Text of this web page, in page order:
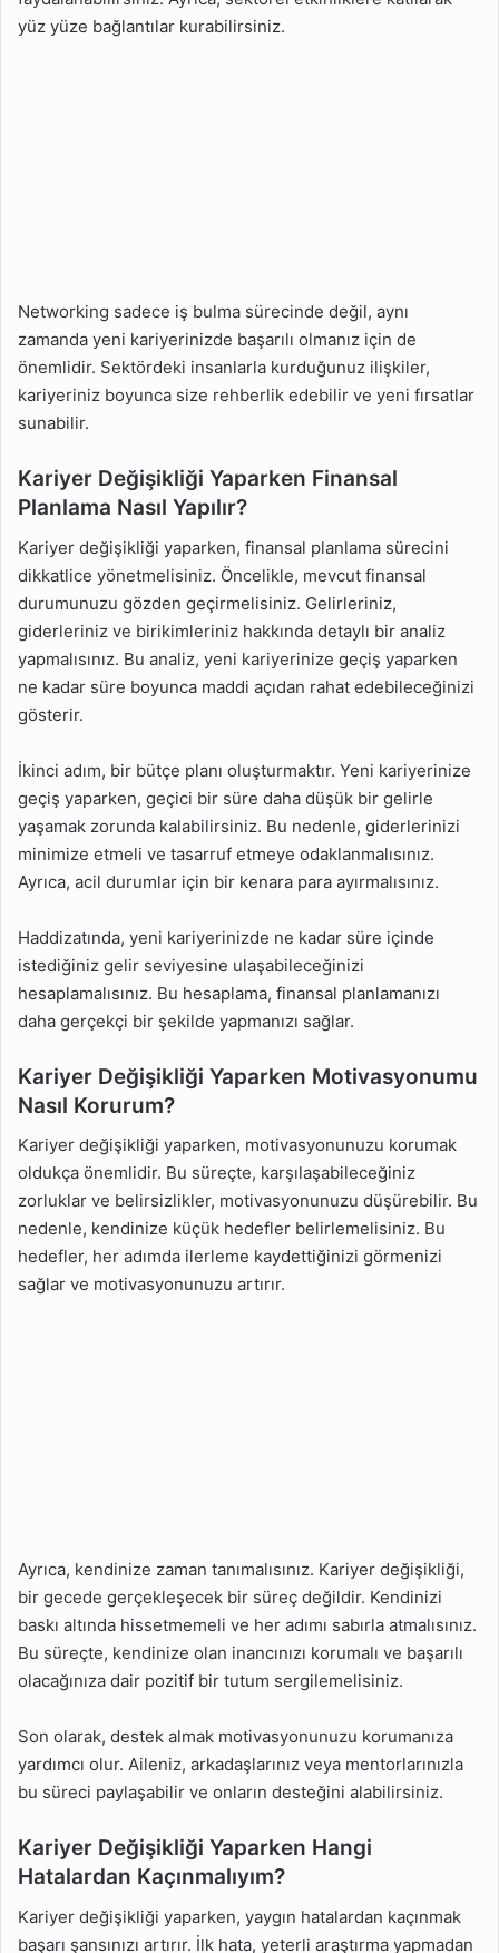
yüz yüze bağlantılar kurabilirsiniz.
Networking sadece iş bulma sürecinde değil, aynı
zamanda yeni kariyerinizde başarılı olmanız için de
önemlidir. Sektördeki insanlarla kurduğunuz ilişkiler,
kariyeriniz boyunca size rehberlik edebilir ve yeni fırsatlar
sunabilir.
Kariyer Değişikliği Yaparken Finansal
Planlama Nasıl Yapılır?
Kariyer değişikliği yaparken, finansal planlama sürecini
dikkatlice yönetmelisiniz. Öncelikle, mevcut finansal
durumunuzu gözden geçirmelisiniz. Gelirleriniz,
giderleriniz ve birikimleriniz hakkında detaylı bir analiz
yapmalısınız. Bu analiz, yeni kariyerinize geçiş yaparken
ne kadar süre boyunca maddi açıdan rahat edebileceğinizi
gösterir.
İkinci adım, bir bütçe planı oluşturmaktır. Yeni kariyerinize
geçiş yaparken, geçici bir süre daha düşük bir gelirle
yaşamak zorunda kalabilirsiniz. Bu nedenle, giderlerinizi
minimize etmeli ve tasarruf etmeye odaklanmalısınız.
Ayrıca, acil durumlar için bir kenara para ayırmalısınız.
Haddizatında, yeni kariyerinizde ne kadar süre içinde
istediğiniz gelir seviyesine ulaşabileceğinizi
hesaplamalısınız. Bu hesaplama, finansal planlamanızı
daha gerçekçi bir şekilde yapmanızı sağlar.
Kariyer Değişikliği Yaparken Motivasyonumu
Nasıl Korurum?
Kariyer değişikliği yaparken, motivasyonunuzu korumak
oldukça önemlidir. Bu süreçte, karşılaşabileceğiniz
zorluklar ve belirsizlikler, motivasyonunuzu düşürebilir. Bu
nedenle, kendinize küçük hedefler belirlemelisiniz. Bu
hedefler, her adımda ilerleme kaydettiğinizi görmenizi
sağlar ve motivasyonunuzu artırır.
Ayrıca, kendinize zaman tanımalısınız. Kariyer değişikliği,
bir gecede gerçekleşecek bir süreç değildir. Kendinizi
baskı altında hissetmemeli ve her adımı sabırla atmalısınız.
Bu süreçte, kendinize olan inancınızı korumalı ve başarılı
olacağınıza dair pozitif bir tutum sergilemelisiniz.
Son olarak, destek almak motivasyonunuzu korumanıza
yardımcı olur. Aileniz, arkadaşlarınız veya mentorlarınızla
bu süreci paylaşabilir ve onların desteğini alabilirsiniz.
Kariyer Değişikliği Yaparken Hangi
Hatalardan Kaçınmalıyım?
Kariyer değişikliği yaparken, yaygın hatalardan kaçınmak
başarı şansınızı artırır. İlk hata, yeterli araştırma yapmadan